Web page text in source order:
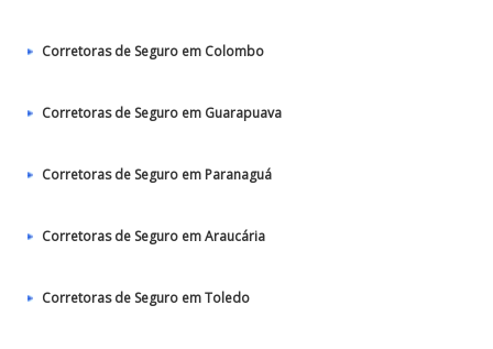
Corretoras de Seguro em Colombo
Corretoras de Seguro em Guarapuava
Corretoras de Seguro em Paranaguá
Corretoras de Seguro em Araucária
Corretoras de Seguro em Toledo